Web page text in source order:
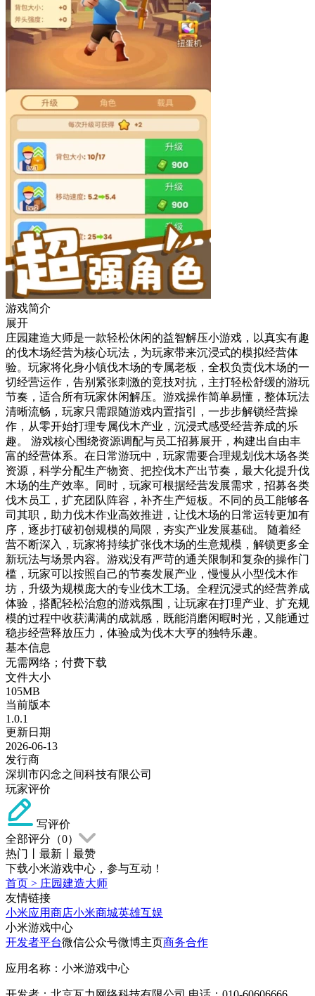
游戏简介
展开
庄园建造大师是一款轻松休闲的益智解压小游戏，以真实有趣
的伐木场经营为核心玩法，为玩家带来沉浸式的模拟经营体
验。玩家将化身小镇伐木场的专属老板，全权负责伐木场的一
切经营运作，告别紧张刺激的竞技对抗，主打轻松舒缓的游玩
节奏，适合所有玩家休闲解压。游戏操作简单易懂，整体玩法
清晰流畅，玩家只需跟随游戏内置指引，一步步解锁经营操
作，从零开始打理专属伐木产业，沉浸式感受经营养成的乐
趣。 游戏核心围绕资源调配与员工招募展开，构建出自由丰
富的经营体系。在日常游玩中，玩家需要合理规划伐木场各类
资源，科学分配生产物资、把控伐木产出节奏，最大化提升伐
木场的生产效率。同时，玩家可根据经营发展需求，招募各类
伐木员工，扩充团队阵容，补齐生产短板。不同的员工能够各
司其职，助力伐木作业高效推进，让伐木场的日常运转更加有
序，逐步打破初创规模的局限，夯实产业发展基础。 随着经
营不断深入，玩家将持续扩张伐木场的生意规模，解锁更多全
新玩法与场景内容。游戏没有严苛的通关限制和复杂的操作门
槛，玩家可以按照自己的节奏发展产业，慢慢从小型伐木作
坊，升级为规模庞大的专业伐木工场。全程沉浸式的经营养成
体验，搭配轻松治愈的游戏氛围，让玩家在打理产业、扩充规
模的过程中收获满满的成就感，既能消磨闲暇时光，又能通过
稳步经营释放压力，体验成为伐木大亨的独特乐趣。
基本信息
无需网络；付费下载
文件大小
105MB
当前版本
1.0.1
更新日期
2026-06-13
发行商
深圳市闪念之间科技有限公司
玩家评价
写评价
全部评分（0）
热门
最新
最赞
下载小米游戏中心，参与互动！
首页 > 庄园建造大师
友情链接
小米应用商店小米商城英雄互娱
小米游戏中心
开发者平台微信公众号微博主页商务合作
应用名称：小米游戏中心